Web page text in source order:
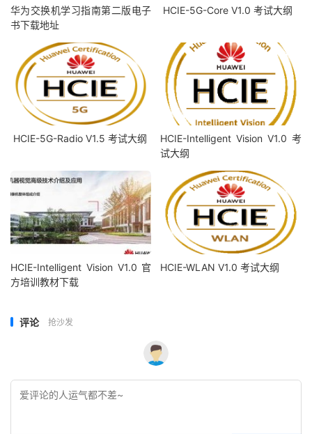
华为交换机学习指南第二版电子
书下载地址
HCIE-5G-Core V1.0 考试大纲
HCIE-5G-Radio V1.5 考试大纲
HCIE-Intelligent Vision V1.0 考
试大纲
HCIE-Intelligent Vision V1.0 官
方培训教材下载
HCIE-WLAN V1.0 考试大纲
评论 抢沙发